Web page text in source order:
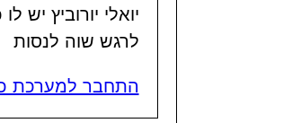
יואלי יורוביץ יש
לרגש שוה לנסות
התחבר למערכת